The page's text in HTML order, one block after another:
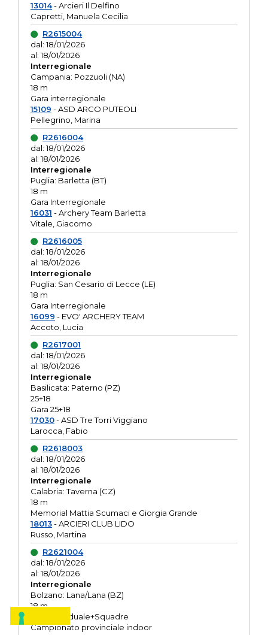
13014- Arcieri Il Delfino
Capretti, Manuela Cecilia
R2615004
dal: 18/01/2026
al: 18/01/2026
Interregionale
Campania: Pozzuoli (NA)
18 m
Gara interregionale
15109 - ASD ARCO PUTEOLI
Pellegrino, Marina
R2616004
dal: 18/01/2026
al: 18/01/2026
Interregionale
Puglia: Barletta (BT)
18 m
Gara Interregionale
16031 - Archery Team Barletta
Vitale, Giacomo
R2616005
dal: 18/01/2026
al: 18/01/2026
Interregionale
Puglia: San Cesario di Lecce (LE)
18 m
Gara Interregionale
16099 - EVO' ARCHERY TEAM
Accoto, Lucia
R2617001
dal: 18/01/2026
al: 18/01/2026
Interregionale
Basilicata: Paterno (PZ)
25+18
Gara 25+18
17030- ASD Tre Torri Viggiano
Larocca, Fabio
R2618003
dal: 18/01/2026
al: 18/01/2026
Interregionale
Calabria: Taverna (CZ)
18 m
Memorial Mattia Scumaci e Giorgia Grande
18013- ARCIERI CLUB LIDO
Russo, Martina
R2621004
dal: 18/01/2026
al: 18/01/2026
Interregionale
Bolzano: Lana/Lana (BZ)
18 m
O.R. Individuale+Squadre
Campionato provinciale indoor